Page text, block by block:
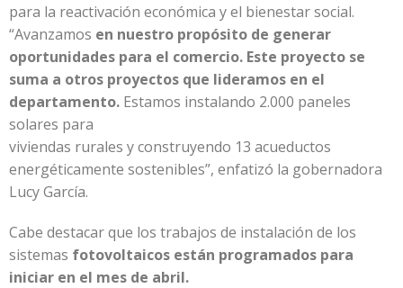
para la reactivación económica y el bienestar social.
“Avanzamos en nuestro propósito de generar
oportunidades para el comercio. Este proyecto se
suma a otros proyectos que lideramos en el
departamento. Estamos instalando 2.000 paneles
solares para
viviendas rurales y construyendo 13 acueductos
energéticamente sostenibles”, enfatizó la gobernadora
Lucy García.
Cabe destacar que los trabajos de instalación de los
sistemas fotovoltaicos están programados para
iniciar en el mes de abril.